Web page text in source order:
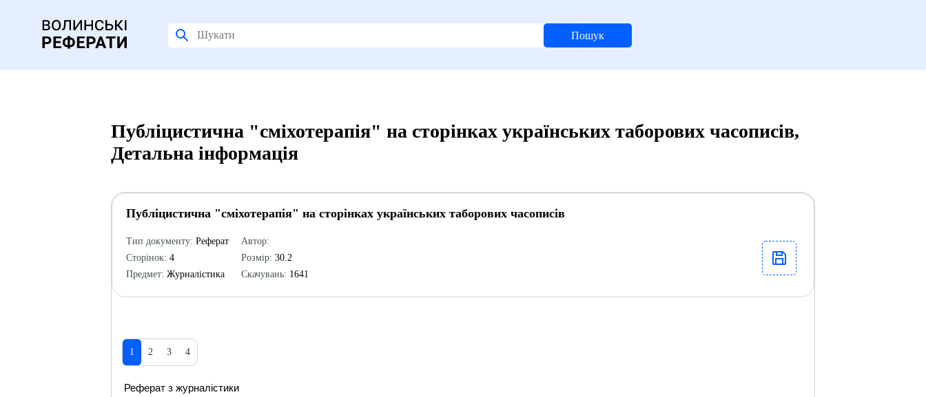
Пошук
Публіцистична "сміхотерапія" на сторінках українських таборових часописів,
Детальна інформація
Публіцистична "сміхотерапія" на сторінках українських таборових часописів
Тип документу: Реферат
Сторінок: 4
Предмет: Журналістика
Автор:
Розмір: 30.2
Скачувань: 1641
1 2 3 4
Реферат з журналістики